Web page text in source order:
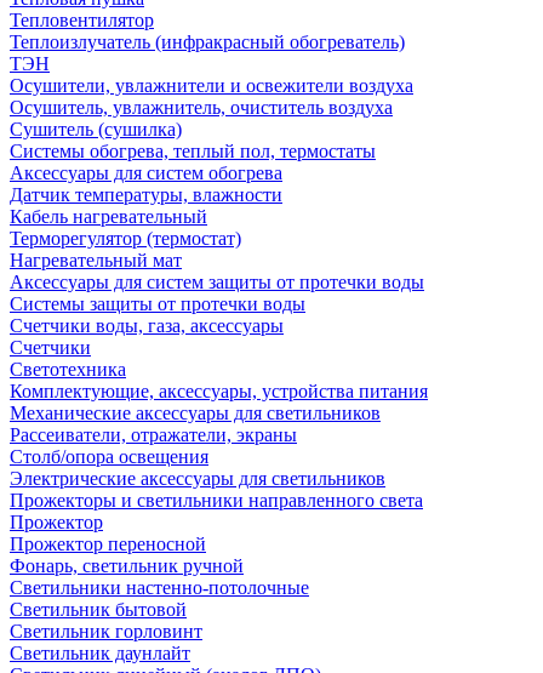
Тепловентилятор
Теплоизлучатель (инфракрасный обогреватель)
ТЭН
Осушители, увлажнители и освежители воздуха
Осушитель, увлажнитель, очиститель воздуха
Сушитель (сушилка)
Системы обогрева, теплый пол, термостаты
Аксессуары для систем обогрева
Датчик температуры, влажности
Кабель нагревательный
Терморегулятор (термостат)
Нагревательный мат
Аксессуары для систем защиты от протечки воды
Системы защиты от протечки воды
Счетчики воды, газа, аксессуары
Счетчики
Светотехника
Комплектующие, аксессуары, устройства питания
Механические аксессуары для светильников
Рассеиватели, отражатели, экраны
Столб/опора освещения
Электрические аксессуары для светильников
Прожекторы и светильники направленного света
Прожектор
Прожектор переносной
Фонарь, светильник ручной
Светильники настенно-потолочные
Светильник бытовой
Светильник горловинт
Светильник даунлайт